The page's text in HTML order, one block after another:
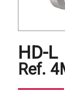
HD-L
Ref.